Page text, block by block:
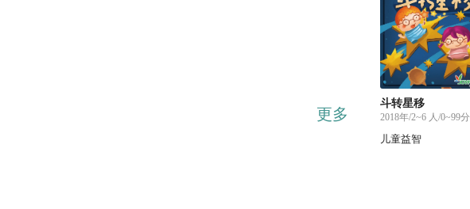
更多
斗转星移
2018年/2~6 人/0~99分
儿童益智